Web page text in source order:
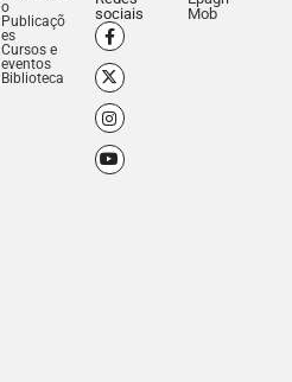
o
Publicaçõ
es
Cursos e
eventos
Biblioteca
sociais
Mob